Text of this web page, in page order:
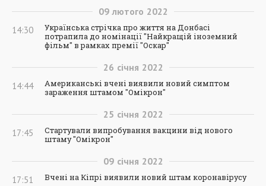
09 лютого 2022
14:30
Українська стрічка про життя на Донбасі
потрапила до номінації "Найкращій іноземний
фільм" в рамках премії "Оскар"
26 січня 2022
14:44
Американські вчені виявили новий симптом
зараження штамом "Омікрон"
25 січня 2022
17:45
Стартували випробування вакцини від нового
штаму "Омікрон"
09 січня 2022
17:51 Вчені на Кіпрі виявили новий штам коронавірусу